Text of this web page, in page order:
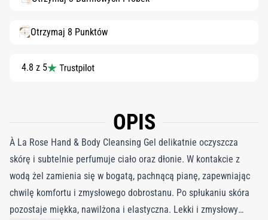
Otrzymaj 8 Punktów
4.8 z 5
OPIS
À La Rose Hand & Body Cleansing Gel delikatnie oczyszcza
skórę i subtelnie perfumuje ciało oraz dłonie. W kontakcie z
wodą żel zamienia się w bogatą, pachnącą pianę, zapewniając
chwilę komfortu i zmysłowego dobrostanu. Po spłukaniu skóra
pozostaje miękka, nawilżona i elastyczna. Lekki i zmysłowy